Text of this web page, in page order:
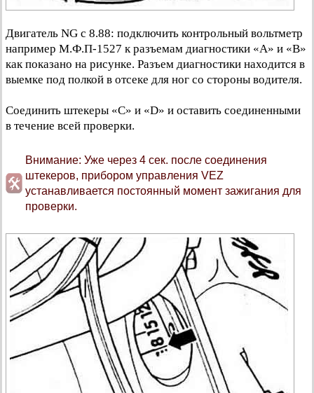
Двигатель NG с 8.88: подключить контрольный вольтметр
например М.Ф.П-1527 к разъемам диагностики «А» и «В»
как показано на рисунке. Разъем диагностики находится в
выемке под полкой в отсеке для ног со стороны водителя.
Соединить штекеры «С» и «D» и оставить соединенными
в течение всей проверки.
Внимание: Уже через 4 сек. после соединения
штекеров, прибором управления VEZ
устанавливается постоянный момент зажигания для
проверки.